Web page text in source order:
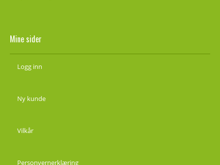
Mine sider
Logg inn
Ny kunde
Vilkår
Personvernerklæring